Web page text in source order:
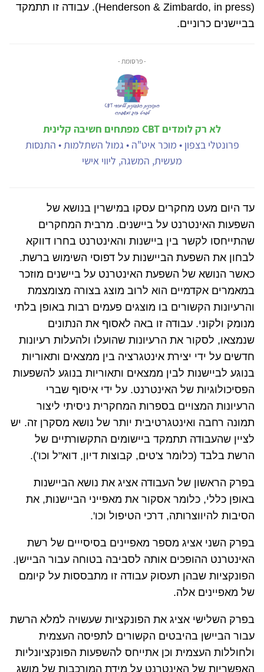
(
Henderson & Zimbardo, in press). עבודה זו תתמקד
בביישנים כרוניים.
- פרסומת -
לא רק לומדים CBT מפתחים חשיבה קלינית
פרונטלי בצפון • מוכר איט"ה • גמול השתלמות • התנסות
מעשית, המשגה, ליווי אישי
עד היום מעט מחקרים עסקו במישרין בנושא של
השפעות האינטרנט על ביישנים. מרבית המחקרים
שהתייחסו לקשר בין ביישנות והאינטרנט בחרו דווקא
לבחון את השפעת הביישנות על דפוסי השימוש ברשת.
כאשר הנושא של השפעת האינטרנט על ביישנים מוזכר
במאמרים אקדמיים הוא לרוב מוצג בצורה מצומצמת
והרעיונות הקשורים בו מוצגים פעמים רבות באופן בלתי
מנומק ולקוני. עבודה זו באה לאסוף את הנתונים
שנמצאו, לסקור את הרעיונות שהועלו ולהעלות רעיונות
חדשים על ידי יצירת אינטגרציה בין ממצאים ותאוריות
בנוגע לביישנות לבין ממצאים ותאוריות בנוגע להשפעות
הפסיכולוגיות של האינטרנט. על ידי איסוף שברי
הרעיונות המצויים בספרות המחקרית ניסיתי ליצור
תמונה רחבה ואינטגרטיבית יותר של נושא מסקרן זה. יש
לציין שהעבודה תתמקד ביישומים התקשורתיים של
הרשת בלבד (כלומר צ'טים, קבוצות דיון, דוא"ל וכו').
בפרק הראשון של העבודה אציג את נושא הביישנות
באופן כללי, כלומר אסקור את מאפייני הביישנות, את
הסיבות להיווצרותה, דרכי הטיפול וכו'.
בפרק השני אציג מספר מאפיינים בסיסייים של רשת
האינטרנט ההופכים אותה לסביבה בטוחה עבור הביישן.
הפונקציות שבהן תעסוק עבודה זו מתבססות על קיומם
של מאפיינים אלה.
בפרק השלישי אציג את הפונקציות שעשויה למלא הרשת
עבור הביישן בהיבטים הקשורים לתפיסה העצמית
ולחוללות העצמית וכן אתייחס להשפעות הפונקציונליות
האפשריות של האינטרנט על מידת המורכבות של מושג